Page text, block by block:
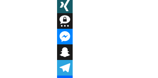
Message
XING
Threema
Messenger
Snapchat